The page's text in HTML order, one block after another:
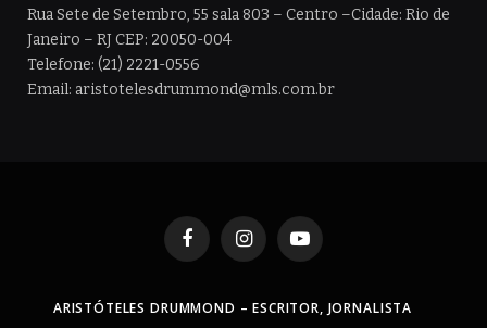
Rua Sete de Setembro, 55 sala 803 – Centro –Cidade: Rio de
Janeiro – RJ CEP: 20050-004
Telefone: (21) 2221-0556
Email: aristotelesdrummond@mls.com.br
FacebookInstagramYouTube
ARISTÓTELES DRUMMOND – ESCRITOR, JORNALISTA